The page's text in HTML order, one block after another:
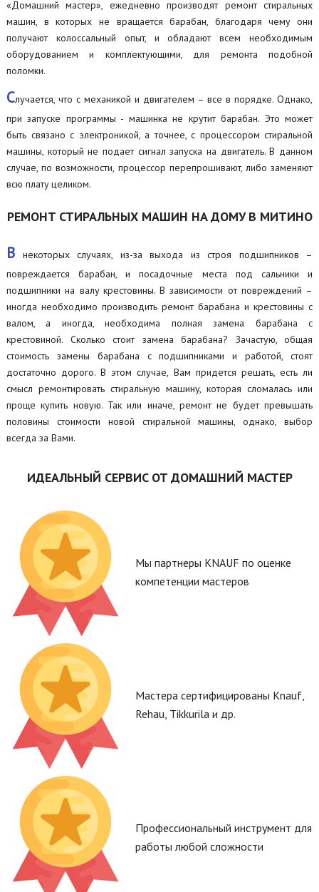
«Домашний мастер», ежедневно производят ремонт стиральных
машин, в которых не вращается барабан, благодаря чему они
получают колоссальный опыт, и обладают всем необходимым
оборудованием и комплектующими, для ремонта подобной
поломки.
Случается, что с механикой и двигателем – все в порядке. Однако,
при запуске программы - машинка не крутит барабан. Это может
быть связано с электроникой, а точнее, с процессором стиральной
машины, который не подает сигнал запуска на двигатель. В данном
случае, по возможности, процессор перепрошивают, либо заменяют
всю плату целиком.
РЕМОНТ СТИРАЛЬНЫХ МАШИН НА ДОМУ В МИТИНО
В некоторых случаях, из-за выхода из строя подшипников –
повреждается барабан, и посадочные места под сальники и
подшипники на валу крестовины. В зависимости от повреждений –
иногда необходимо производить ремонт барабана и крестовины с
валом, а иногда, необходима полная замена барабана с
крестовиной. Сколько стоит замена барабана? Зачастую, общая
стоимость замены барабана с подшипниками и работой, стоят
достаточно дорого. В этом случае, Вам придется решать, есть ли
смысл ремонтировать стиральную машину, которая сломалась или
проще купить новую. Так или иначе, ремонт не будет превышать
половины стоимости новой стиральной машины, однако, выбор
всегда за Вами.
ИДЕАЛЬНЫЙ СЕРВИС ОТ ДОМАШНИЙ МАСТЕР
Мы партнеры KNAUF по оценке
компетенции мастеров
Мастера сертифицированы Knauf,
Rehau, Tikkurila и др.
Профессиональный инструмент для
работы любой сложности